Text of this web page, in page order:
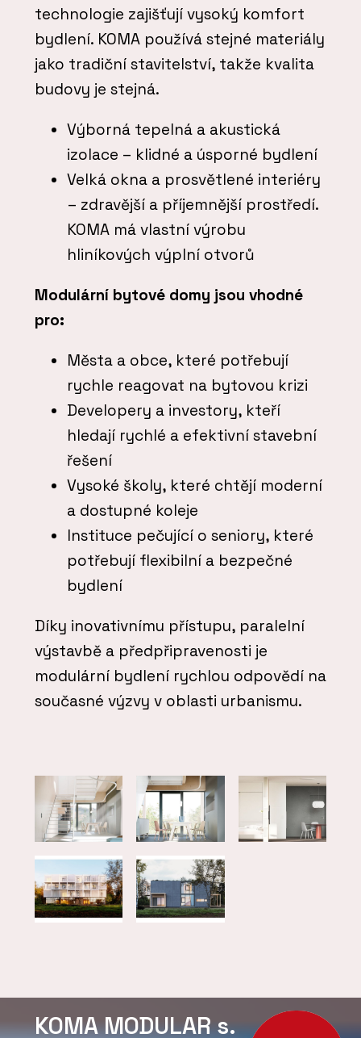
technologie zajišťují vysoký komfort
bydlení. KOMA používá stejné materiály
jako tradiční stavitelství, takže kvalita
budovy je stejná.
Výborná tepelná a akustická
izolace – klidné a úsporné bydlení
Velká okna a prosvětlené interiéry
– zdravější a příjemnější prostředí.
KOMA má vlastní výrobu
hliníkových výplní otvorů
Modulární bytové domy jsou vhodné
pro:
Města a obce, které potřebují
rychle reagovat na bytovou krizi
Developery a investory, kteří
hledají rychlé a efektivní stavební
řešení
Vysoké školy, které chtějí moderní
a dostupné koleje
Instituce pečující o seniory, které
potřebují flexibilní a bezpečné
bydlení
Díky inovativnímu přístupu, paralelní
výstavbě a předpřipravenosti je
modulární bydlení rychlou odpovědí na
současné výzvy v oblasti urbanismu.
KOMA MODULAR s.